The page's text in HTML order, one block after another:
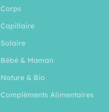
Corps
Capillaire
Solaire
Bébé & Maman
Nature & Bio
Compléments Alimentaires